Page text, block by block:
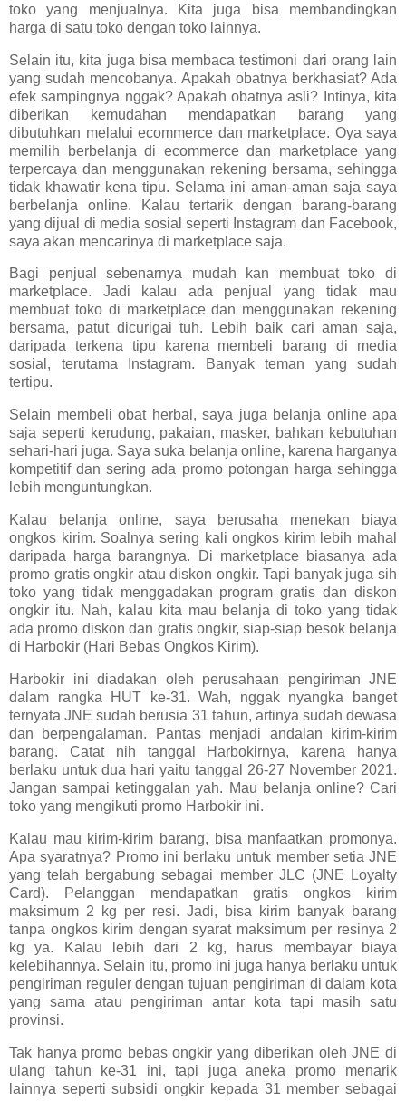
toko yang menjualnya. Kita juga bisa membandingkan
harga di satu toko dengan toko lainnya.
Selain itu, kita juga bisa membaca testimoni dari orang lain
yang sudah mencobanya. Apakah obatnya berkhasiat? Ada
efek sampingnya nggak? Apakah obatnya asli? Intinya, kita
diberikan kemudahan mendapatkan barang yang
dibutuhkan melalui ecommerce dan marketplace. Oya saya
memilih berbelanja di ecommerce dan marketplace yang
terpercaya dan menggunakan rekening bersama, sehingga
tidak khawatir kena tipu. Selama ini aman-aman saja saya
berbelanja online. Kalau tertarik dengan barang-barang
yang dijual di media sosial seperti Instagram dan Facebook,
saya akan mencarinya di marketplace saja.
Bagi penjual sebenarnya mudah kan membuat toko di
marketplace. Jadi kalau ada penjual yang tidak mau
membuat toko di marketplace dan menggunakan rekening
bersama, patut dicurigai tuh. Lebih baik cari aman saja,
daripada terkena tipu karena membeli barang di media
sosial, terutama Instagram. Banyak teman yang sudah
tertipu.
Selain membeli obat herbal, saya juga belanja online apa
saja seperti kerudung, pakaian, masker, bahkan kebutuhan
sehari-hari juga. Saya suka belanja online, karena harganya
kompetitif dan sering ada promo potongan harga sehingga
lebih menguntungkan.
Kalau belanja online, saya berusaha menekan biaya
ongkos kirim. Soalnya sering kali ongkos kirim lebih mahal
daripada harga barangnya. Di marketplace biasanya ada
promo gratis ongkir atau diskon ongkir. Tapi banyak juga sih
toko yang tidak menggadakan program gratis dan diskon
ongkir itu. Nah, kalau kita mau belanja di toko yang tidak
ada promo diskon dan gratis ongkir, siap-siap besok belanja
di Harbokir (Hari Bebas Ongkos Kirim).
Harbokir ini diadakan oleh perusahaan pengiriman JNE
dalam rangka HUT ke-31. Wah, nggak nyangka banget
ternyata JNE sudah berusia 31 tahun, artinya sudah dewasa
dan berpengalaman. Pantas menjadi andalan kirim-kirim
barang. Catat nih tanggal Harbokirnya, karena hanya
berlaku untuk dua hari yaitu tanggal 26-27 November 2021.
Jangan sampai ketinggalan yah. Mau belanja online? Cari
toko yang mengikuti promo Harbokir ini.
Kalau mau kirim-kirim barang, bisa manfaatkan promonya.
Apa syaratnya? Promo ini berlaku untuk member setia JNE
yang telah bergabung sebagai member JLC (JNE Loyalty
Card). Pelanggan mendapatkan gratis ongkos kirim
maksimum 2 kg per resi. Jadi, bisa kirim banyak barang
tanpa ongkos kirim dengan syarat maksimum per resinya 2
kg ya. Kalau lebih dari 2 kg, harus membayar biaya
kelebihannya. Selain itu, promo ini juga hanya berlaku untuk
pengiriman reguler dengan tujuan pengiriman di dalam kota
yang sama atau pengiriman antar kota tapi masih satu
provinsi.
Tak hanya promo bebas ongkir yang diberikan oleh JNE di
ulang tahun ke-31 ini, tapi juga aneka promo menarik
lainnya seperti subsidi ongkir kepada 31 member sebagai